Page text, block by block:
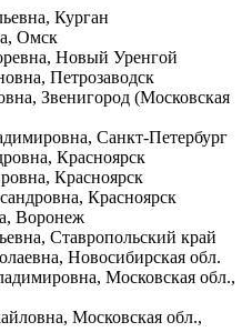
Курган
Омск
Новый Уренгой
Петрозаводск
Звенигород (Московская
Санкт-Петербург
Красноярск
Красноярск
Красноярск
Воронеж
Ставропольский край
Новосибирская обл.
Московская обл.,
Московская обл.,